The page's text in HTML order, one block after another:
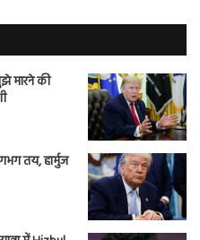
मारने की
तय, हार्मुज